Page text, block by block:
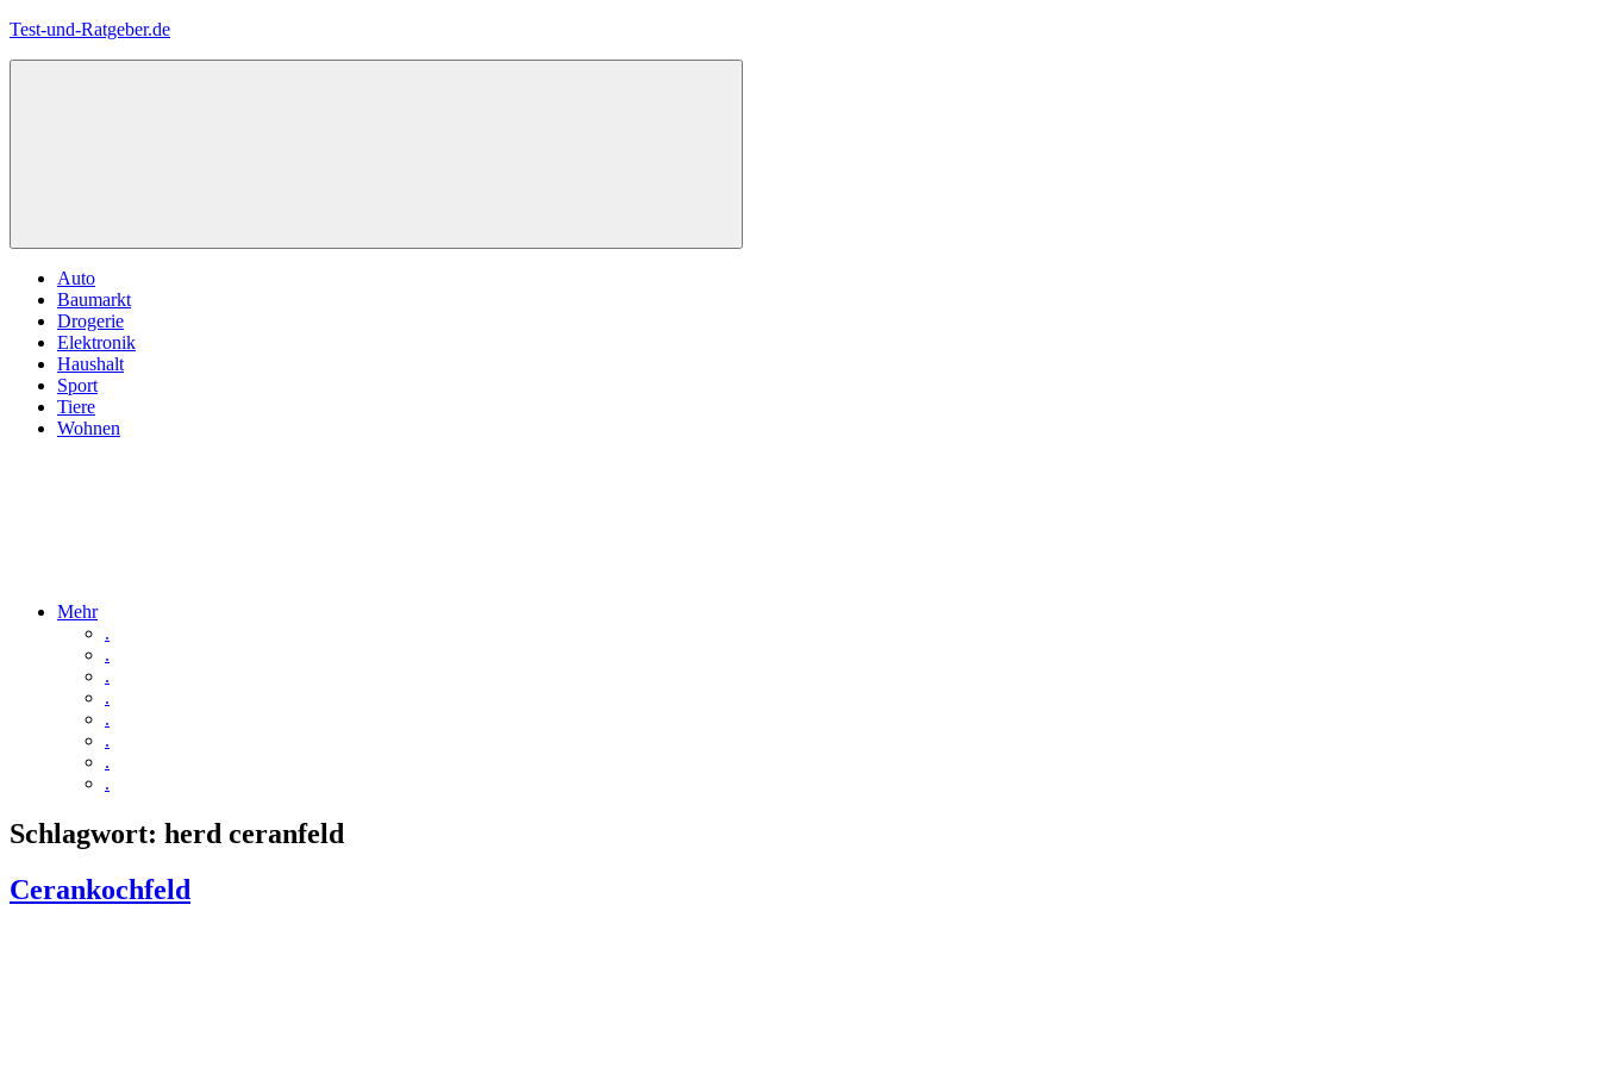
Zum
Test-und-Ratgeber.de
Menü
Auto
Baumarkt
Drogerie
Elektronik
Haushalt
Sport
Tiere
Wohnen
Mehr
.
.
.
.
.
.
.
.
Schlagwort: herd ceranfeld
Cerankochfeld